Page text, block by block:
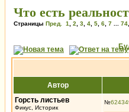
Что есть
Страницы Пред. 1 2 3 4 5 6 7 74
Автор
Горсть листьев
Фикус, Историк
№